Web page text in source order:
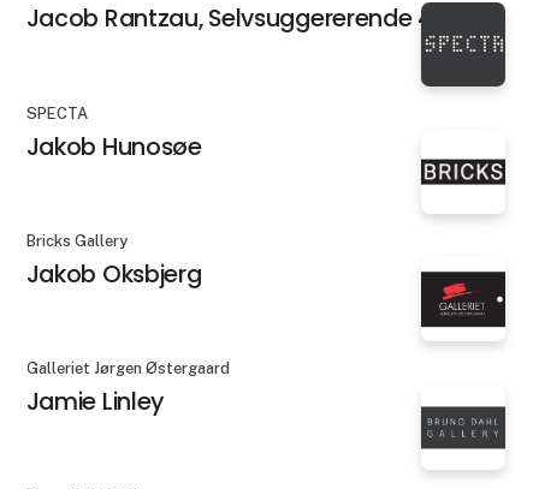
Jacob Rantzau, Selvsuggererende 4
SPECTA
Jakob Hunosøe
Bricks Gallery
Jakob Oksbjerg
Galleriet Jørgen Østergaard
Jamie Linley